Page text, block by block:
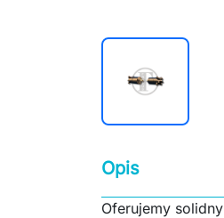
Opis
Oferujemy solidny